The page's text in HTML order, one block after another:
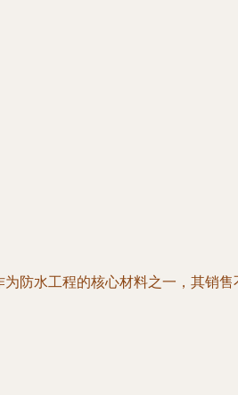
防水工程的核心材料之一，其销